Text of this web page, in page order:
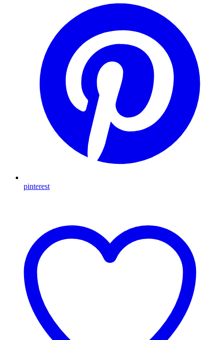
pinterest